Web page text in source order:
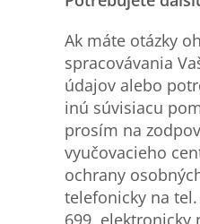
Ak máte otázky
spracovávania
údajov alebo
inú súvisiacu
prosím na
vyučovacieho
ochrany
telefonicky na tel.
699, elektronicky